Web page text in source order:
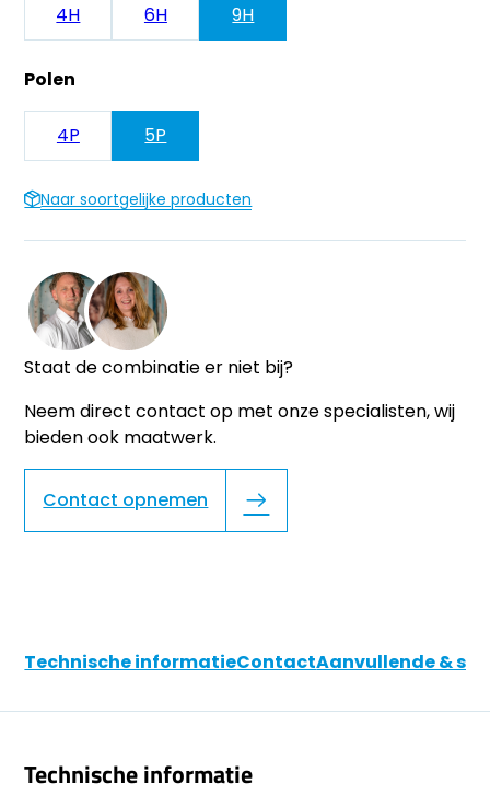
4H 6H 9H
Polen
4P 5P
Naar soortgelijke producten
Staat de combinatie er niet bij?
Neem direct contact op met onze specialisten, wij
bieden ook maatwerk.
Contact opnemen
Technische informatieContactAanvullende &
Technische informatie